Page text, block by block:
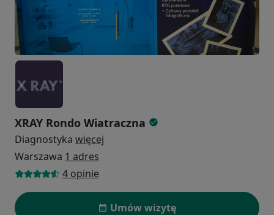
XRAY Rondo Wiatraczna
Diagnostyka więcej
Warszawa 1 adres
4 opinie
Umów wizytę